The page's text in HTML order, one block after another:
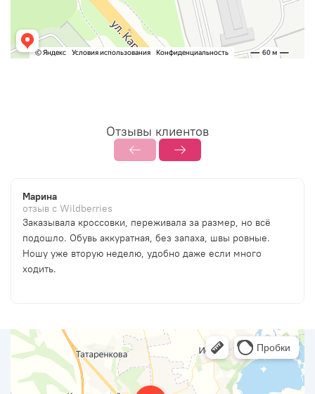
Отзывы клиентов
Марина
отзыв с Wildberries
Заказывала кроссовки, переживала за размер, но всё
подошло. Обувь аккуратная, без запаха, швы ровные.
Ношу уже вторую неделю, удобно даже если много
ходить.